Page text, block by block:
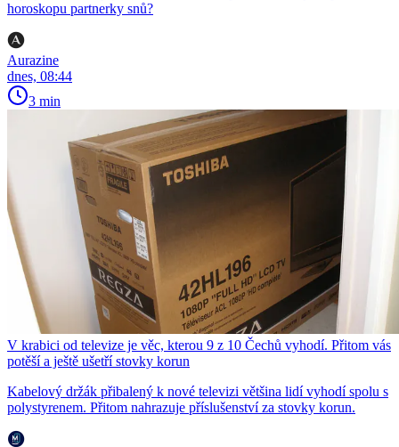
horoskopu partnerky snů?
Aurazine
dnes, 08:44
3 min
V krabici od televize je věc, kterou 9 z 10 Čechů vyhodí. Přitom vás
potěší a ještě ušetří stovky korun
Kabelový držák přibalený k nové televizi většina lidí vyhodí spolu s
polystyrenem. Přitom nahrazuje příslušenství za stovky korun.